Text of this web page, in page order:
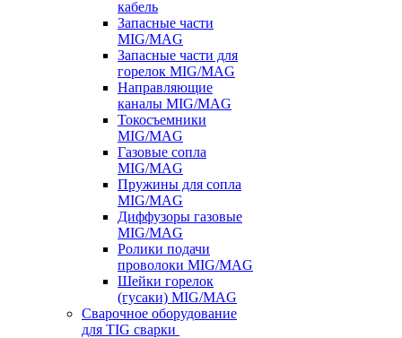
кабель
Запасные части
MIG/MAG
Запасные части для
горелок MIG/MAG
Направляющие
каналы MIG/MAG
Токосъемники
MIG/MAG
Газовые сопла
MIG/MAG
Пружины для сопла
MIG/MAG
Диффузоры газовые
MIG/MAG
Ролики подачи
проволоки MIG/MAG
Шейки горелок
(гусаки) MIG/MAG
Сварочное оборудование
для TIG сварки